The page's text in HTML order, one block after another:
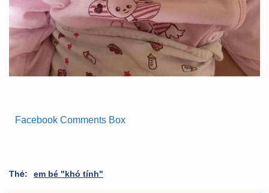
Facebook Comments Box
Thẻ: em bé "khó tính"